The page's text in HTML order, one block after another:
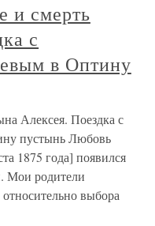
и смерть
с
в Оптину
Алексея. Поездка с
пустынь Любовь
1875 года] появился
Мои родители
выбора